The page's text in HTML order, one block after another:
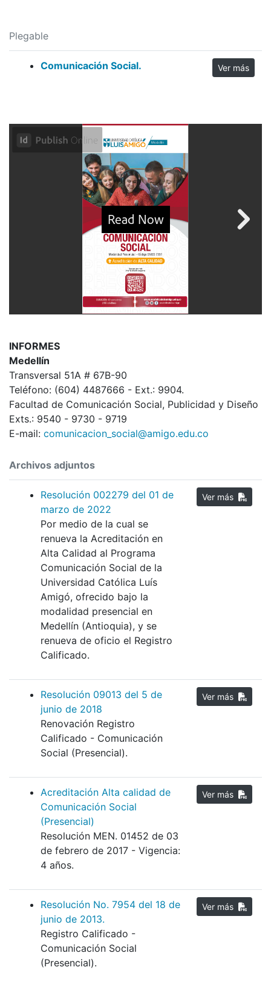
Plegable
Comunicación Social. Ver más
INFORMES
Medellín
Transversal 51A # 67B-90
Teléfono: (604) 4487666 - Ext.: 9904.
Facultad de Comunicación Social, Publicidad y Diseño
Exts.: 9540 - 9730 - 9719
E-mail: comunicacion_social@amigo.edu.co
Archivos adjuntos
Resolución 002279 del 01 de
marzo de 2022
Por medio de la cual se
renueva la Acreditación en
Alta Calidad al Programa
Comunicación Social de la
Universidad Católica Luís
Amigó, ofrecido bajo la
modalidad presencial en
Medellín (Antioquia), y se
renueva de oficio el Registro
Calificado.
Resolución 09013 del 5 de
junio de 2018
Renovación Registro
Calificado - Comunicación
Social (Presencial).
Acreditación Alta calidad de
Comunicación Social
(Presencial)
Resolución MEN. 01452 de 03
de febrero de 2017 - Vigencia:
4 años.
Resolución No. 7954 del 18 de
junio de 2013.
Registro Calificado -
Comunicación Social
(Presencial).